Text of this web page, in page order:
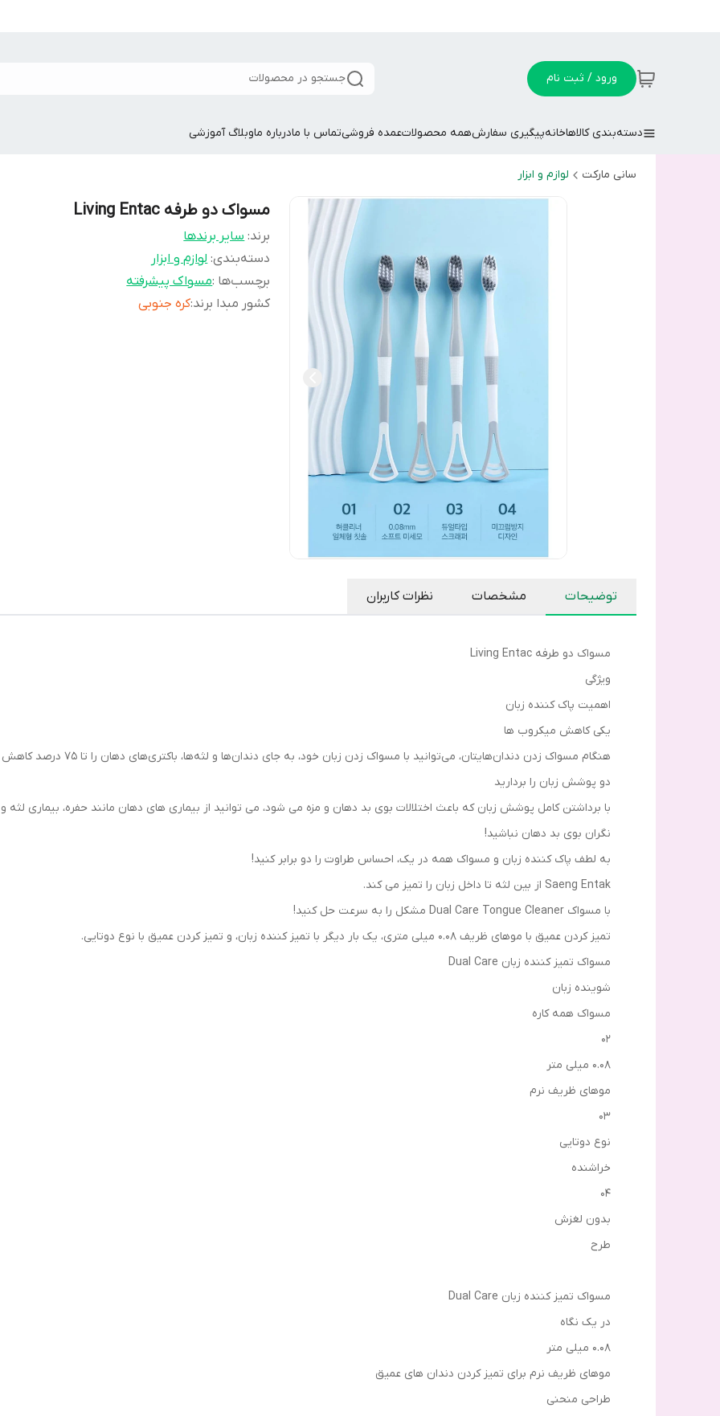
ورود / ثبت نام جستجو در محصولات
دسته‌بندی کالاهاخانهپیگیری سفارشهمه محصولاتعمده فروشیتماس با مادرباره ماوبلاگ آموزشی
سانی مارکت لوازم و ابزار
مسواک دو طرفه Living Entac
برند: سایر برندها
دسته‌بندی:لوازم و ابزار
برچسب‌ها :مسواک پیشرفته
کشور مبدا برند:کره جنوبی
توضیحات مشخصات نظرات کاربران
مسواک دو طرفه Living Entac
ویژگی
اهمیت پاک کننده زبان
یکی کاهش میکروب ها
هنگام مسواک زدن دندان‌هایتان، می‌توانید با مسواک زدن زبان خود، به جای دندان‌ها و لثه‌ها، باکتری‌های دهان را تا ۷۵ درصد کاهش دهید.
دو پوشش زبان را بردارید
با برداشتن کامل پوشش زبان که باعث اختلالات بوی بد دهان و مزه می شود، می توانید از بیماری های دهان مانند حفره، بیماری لثه
نگران بوی بد دهان نباشید!
به لطف پاک کننده زبان و مسواک همه در یک، احساس طراوت را دو برابر کنید!
Saeng Entak از بین لثه تا داخل زبان را تمیز می کند.
با مسواک Dual Care Tongue Cleaner مشکل را به سرعت حل کنید!
تمیز کردن عمیق با موهای ظریف 0.08 میلی متری، یک بار دیگر با تمیز کننده زبان، و تمیز کردن عمیق با نوع دوتایی.
مسواک تمیز کننده زبان Dual Care
شوینده زبان
مسواک همه کاره
02
0.08 میلی متر
موهای ظریف نرم
03
نوع دوتایی
خراشنده
04
بدون لغزش
طرح
مسواک تمیز کننده زبان Dual Care
در یک نگاه
0.08 میلی متر
موهای ظریف نرم برای تمیز کردن دندان های عمیق
طراحی منحنی